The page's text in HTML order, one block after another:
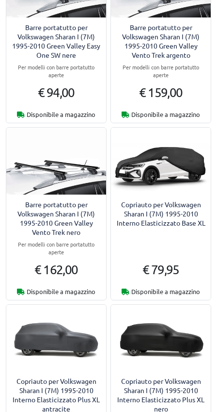
Barre portatutto per
Volkswagen Sharan I (7M)
1995-2010 Green Valley Easy
One SW nere
Per modelli con barre portatutto
aperte
€ 94,00
Disponibile a magazzino
Barre portatutto per
Volkswagen Sharan I (7M)
1995-2010 Green Valley
Vento Trek argento
Per modelli con barre portatutto
aperte
€ 159,00
Disponibile a magazzino
Barre portatutto per
Volkswagen Sharan I (7M)
1995-2010 Green Valley
Vento Trek nero
Per modelli con barre portatutto
aperte
€ 162,00
Disponibile a magazzino
Copriauto per Volkswagen
Sharan I (7M) 1995-2010
Interno Elasticizzato Base XL
€ 79,95
Disponibile a magazzino
Copriauto per Volkswagen
Sharan I (7M) 1995-2010
Interno Elasticizzato Plus XL
antracite
Copriauto per Volkswagen
Sharan I (7M) 1995-2010
Interno Elasticizzato Plus XL
nero